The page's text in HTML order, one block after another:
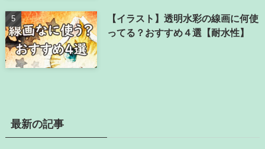
【イラスト】透明水彩の線画に何使
ってる？おすすめ４選【耐水性】
最新の記事